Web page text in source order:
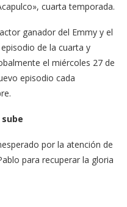
cuarta temporada.
ganador del Emmy y el
de la cuarta y
el miércoles 27 de
episodio cada
por la atención de
para recuperar la gloria